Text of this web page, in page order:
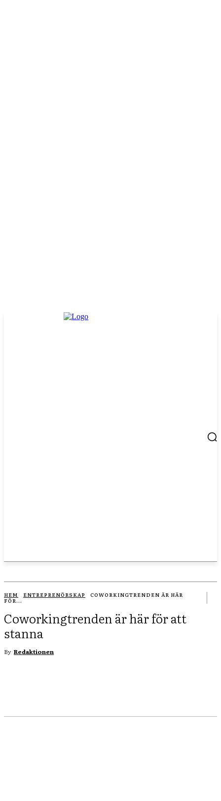
HEM ENTREPRENÖRSKAP
COWORKINGTRENDEN ÄR HÄR
FÖR...
Coworkingtrenden är här för att
stanna
By Redaktionen